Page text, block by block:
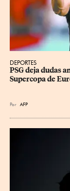
DEPORTES
PSG deja dudas
Supercopa de
Por AFP